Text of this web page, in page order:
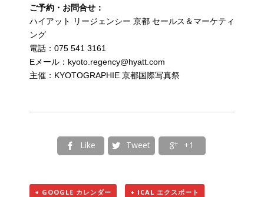
ご予約・お問合せ：
ハイアット リージェンシー 京都 セールス＆マーケティ
ング
電話：075 541 3161
Eメール：kyoto.regency@hyatt.com
主催：KYOTOGRAPHIE 京都国際写真祭
 Like  Tweet  +1
+ GOOGLE カレンダー + ICAL エクスポート